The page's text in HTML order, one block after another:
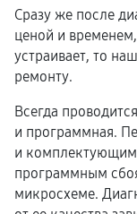
Сразу же после
ценой и
устраивает, то
ремонту.
Всегда
и программная.
и
программным
микросхеме.